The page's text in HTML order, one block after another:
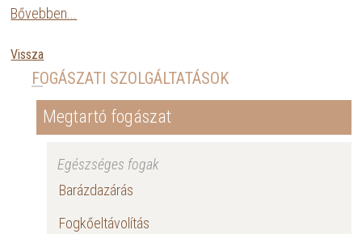
Bővebben...
Vissza
FOGÁSZATI SZOLGÁLTATÁSOK
Megtartó fogászat
Egészséges fogak
Barázdazárás
Fogkőeltávolítás